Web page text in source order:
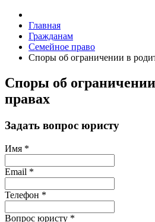
Главная
Гражданам
Семейное право
Споры об ограничении в
Споры об
правах
Задать вопрос юристу
Имя *
Email *
Телефон *
Вопрос юристу *